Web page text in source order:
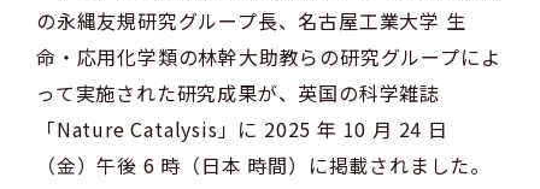
の永縄友規研究グループ長、名古屋工業大学 生
命・応用化学類の林幹大助教らの研究グループによ
って実施された研究成果が、英国の科学雑誌
「Nature Catalysis」に 2025 年 10 月 24 日
（金）午後 6 時（日本 時間）に掲載されました。